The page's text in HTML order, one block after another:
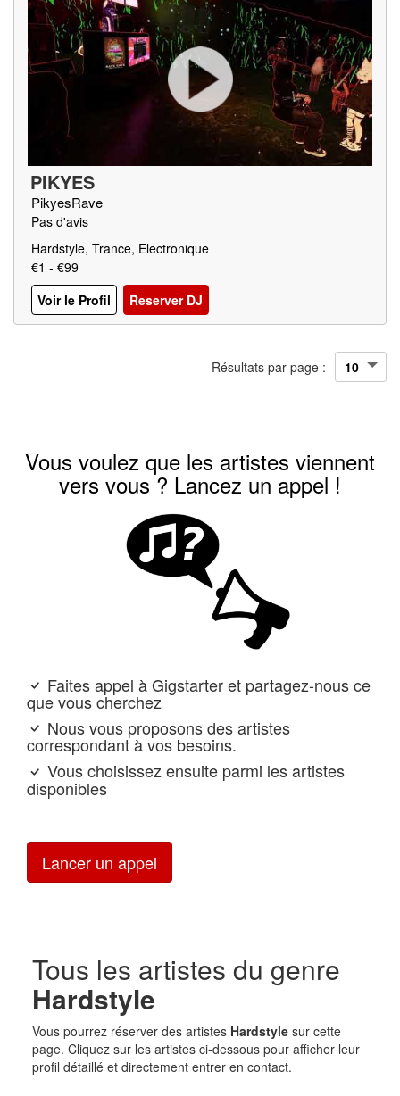
PIKYES
PikyesRave
Pas d'avis
Hardstyle, Trance, Electronique
€1 - €99
Voir le Profil
Reserver DJ
Résultats par page :
Vous voulez que les artistes viennent
vers vous ? Lancez un appel !
Faites appel à Gigstarter et partagez-nous ce
que vous cherchez
Nous vous proposons des artistes
correspondant à vos besoins.
Vous choisissez ensuite parmi les artistes
disponibles
Lancer un appel
Tous les artistes du genre
Hardstyle
Vous pourrez réserver des artistes Hardstylesur cette
page. Cliquez sur les artistes ci-dessous pour afficher leur
profil détaillé et directement entrer en contact.